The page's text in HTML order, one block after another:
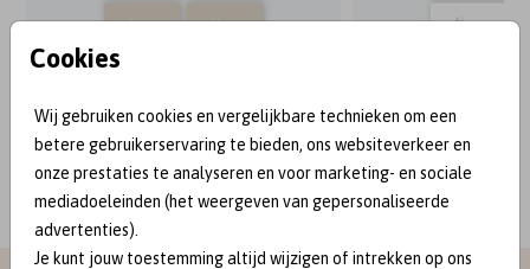
Cookies
Wij gebruiken cookies en vergelijkbare technieken om een
betere gebruikerservaring te bieden, ons websiteverkeer en
onze prestaties te analyseren en voor marketing- en sociale
mediadoeleinden (het weergeven van gepersonaliseerde
advertenties).
Je kunt jouw toestemming altijd wijzigen of intrekken op ons
BEKEND VAN: